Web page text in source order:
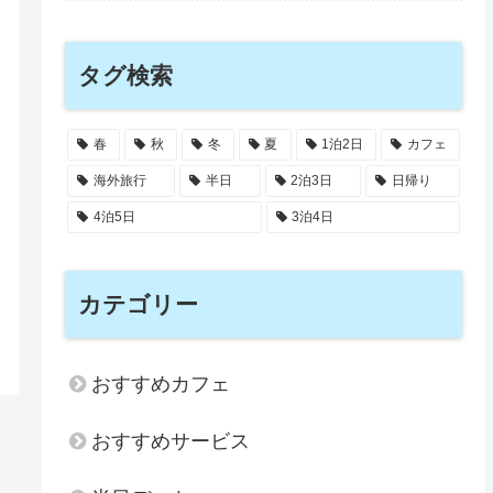
タグ検索
春 秋 冬 夏 1泊2日 カフェ
海外旅行 半日 2泊3日 日帰り
4泊5日 3泊4日
カテゴリー
おすすめカフェ
おすすめサービス